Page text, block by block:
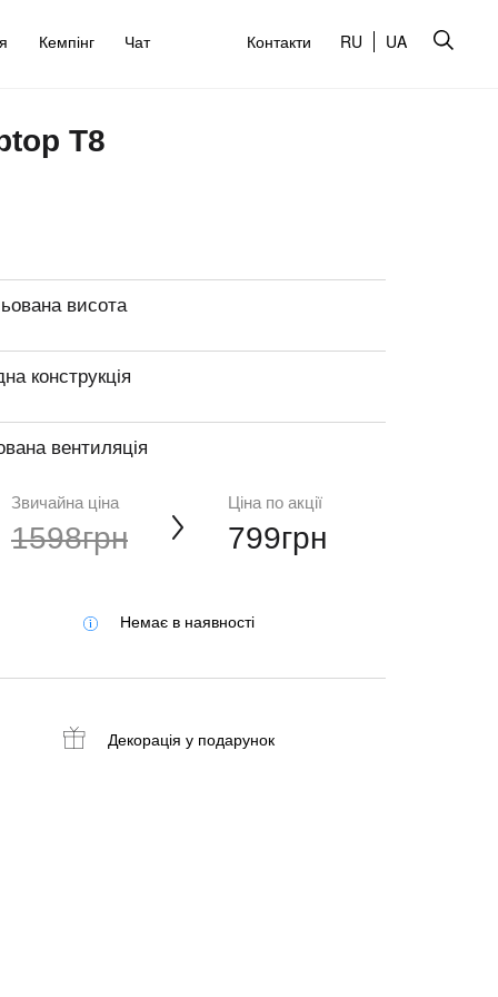
Кемпінг Чат Контакти RU UA
T8
висота
конструкція
вентиляція
Звичайна ціна
1598грн
Ціна по акції
799грн
Немає в наявності
Декорація у подарунок